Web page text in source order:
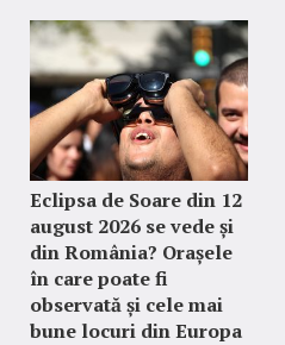
Eclipsa de Soare din 12
august 2026 se vede și
din România? Orașele
în care poate fi
observată și cele mai
bune locuri din Europa